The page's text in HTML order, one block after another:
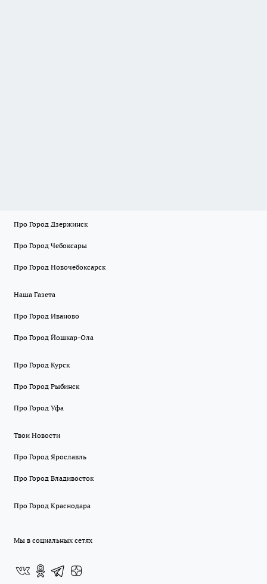
Про Город Дзержинск
Про Город Чебоксары
Про Город Новочебоксарск
Наша Газета
Про Город Иваново
Про Город Йошкар-Ола
Про Город Курск
Про Город Рыбинск
Про Город Уфа
Твои Новости
Про Город Ярославль
Про Город Владивосток
Про Город Краснодара
Мы в социальных сетях